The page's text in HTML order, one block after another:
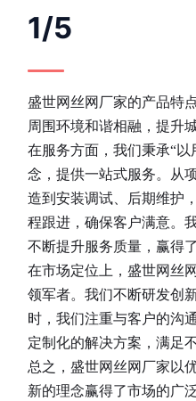
1/5
盛世网丝网厂家的产品特
周围环境和谐相融，提升
在服务方面，我们秉承“
念，提供一站式服务。从
造到安装调试、后期维护
程跟进，确保客户满意。
不断提升服务质量，赢得
在市场定位上， 盛世网丝
领军者。我们不断研发创
时，我们注重与客户的沟
定制化的解决方案，满足
总之， 盛世网丝网厂家以
新的理念赢得了市场的广